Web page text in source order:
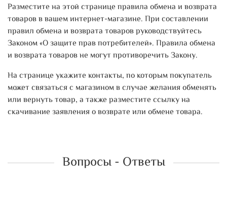
Разместите на этой странице правила обмена и возврата
товаров в вашем интернет-магазине. При составлении
правил обмена и возврата товаров руководствуйтесь
Законом «О защите прав потребителей». Правила обмена
и возврата товаров не могут противоречить Закону.
На странице укажите контакты, по которым покупатель
может связаться с магазином в случае желания обменять
или вернуть товар, а также разместите ссылку на
скачивание заявления о возврате или обмене товара.
Вопросы - Ответы